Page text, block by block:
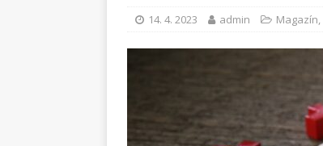
14. 4. 2023 admin Magazín,